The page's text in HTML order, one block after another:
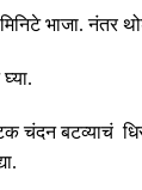
भाजा.नंतर
.
चंदन बटव्याचं
.